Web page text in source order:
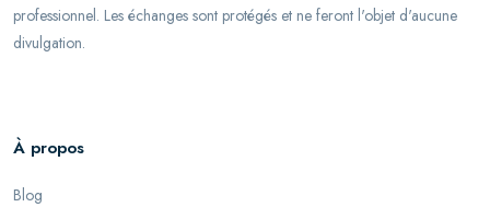
professionnel. Les échanges sont protégés et ne feront l'objet d'aucune
divulgation.
À propos
Blog